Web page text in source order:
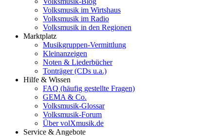
Volksmusik im Wirtshaus
Volksmusik im Radio
Volksmusik in den Regionen
Marktplatz
Musikgruppen-Vermittlung
Kleinanzeigen
Noten & Liederbücher
Tonträger (CDs u.a.)
Hilfe & Wissen
FAQ (häufig gestellte Fragen)
GEMA & Co.
Volksmusik-Glossar
Volksmusik-Forum
Über volXmusik.de
Service & Angebote